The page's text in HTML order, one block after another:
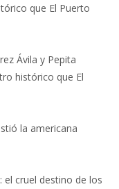
que El Puerto
Ávila y Pepita
histórico que El
la americana
el cruel destino de los